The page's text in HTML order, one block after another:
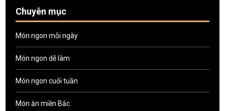
Chuyên mục
Món ngon mỗi ngày
Món ngon dễ làm
Món ngon cuối tuần
Món ăn miền Bắc